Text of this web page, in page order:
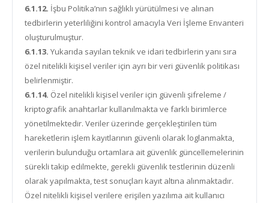
6.1.12. İşbu Politika’nın sağlıklı yürütülmesi ve alınan
tedbirlerin yeterliliğini kontrol amacıyla Veri İşleme Envanteri
oluşturulmuştur.
6.1.13. Yukarıda sayılan teknik ve idari tedbirlerin yanı sıra
özel nitelikli kişisel veriler için ayrı bir veri güvenlik politikası
belirlenmiştir.
6.1.14. Özel nitelikli kişisel veriler için güvenli şifreleme /
kriptografik anahtarlar kullanılmakta ve farklı birimlerce
yönetilmektedir. Veriler üzerinde gerçekleştirilen tüm
hareketlerin işlem kayıtlarının güvenli olarak loglanmakta,
verilerin bulunduğu ortamlara ait güvenlik güncellemelerinin
sürekli takip edilmekte, gerekli güvenlik testlerinin düzenli
olarak yapılmakta, test sonuçları kayıt altına alınmaktadır.
Özel nitelikli kişisel verilere erişilen yazılıma ait kullanıcı